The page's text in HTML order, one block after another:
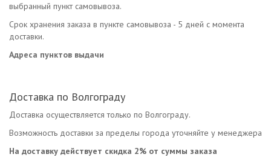
выбранный пункт самовывоза.
Срок хранения заказа в пункте самовывоза - 5 дней с момента
доставки.
Адреса пунктов выдачи
Доставка по Волгограду
Доставка осуществляется только по Волгограду.
Возможность доставки за пределы города уточняйте у менеджера
На доставку действует скидка 2% от суммы заказа